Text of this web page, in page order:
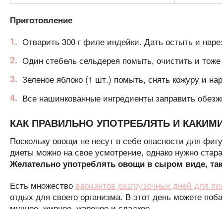
Приготовление
Отварить 300 г филе индейки. Дать остыть и
Один стебель сельдерея помыть, очистить и
Зеленое яблоко (1 шт.) помыть, снять кожуру и
Все нашинкованные ингредиенты заправить
КАК ПРАВИЛЬНО УПОТРЕБЛЯТЬ И
Поскольку овощи не несут в себе опасности для
диеты можно на свое усмотрение, однако нужно
Желательно употреблять овощи в сыром виде,
Есть множество вариантов разгрузочных дней для
отдых для своего организма. В этот день можете